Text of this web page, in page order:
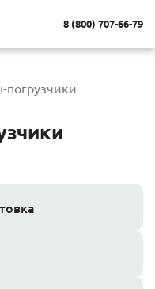
8 (800) 707-66-79
погрузчики